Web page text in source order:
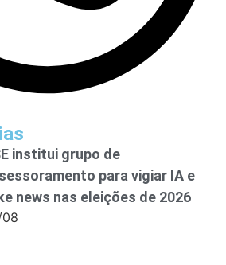
institui grupo de
para vigiar IA e
news nas eleições de 2026